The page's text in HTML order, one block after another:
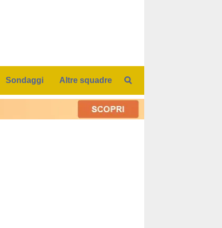
Sondaggi Altre squadre